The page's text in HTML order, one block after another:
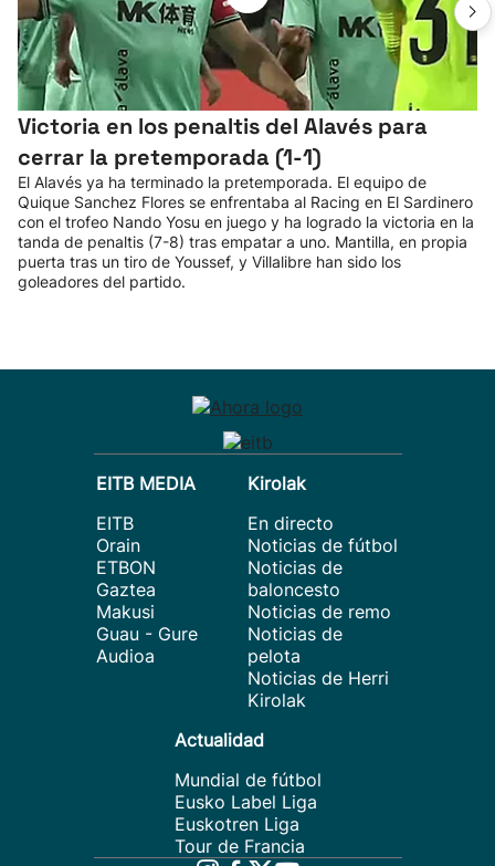
Victoria en los penaltis del Alavés para
cerrar la pretemporada (1-1)
El Alavés ya ha terminado la pretemporada. El equipo de
Quique Sanchez Flores se enfrentaba al Racing en El Sardinero
con el trofeo Nando Yosu en juego y ha logrado la victoria en la
tanda de penaltis (7-8) tras empatar a uno. Mantilla, en propia
puerta tras un tiro de Youssef, y Villalibre han sido los
goleadores del partido.
EITB MEDIA
EITB
Orain
ETBON
Gaztea
Makusi
Guau - Gure
Audioa
Kirolak
En directo
Noticias de fútbol
Noticias de
baloncesto
Noticias de remo
Noticias de
pelota
Noticias de Herri
Kirolak
Actualidad
Mundial de fútbol
Eusko Label Liga
Euskotren Liga
Tour de Francia